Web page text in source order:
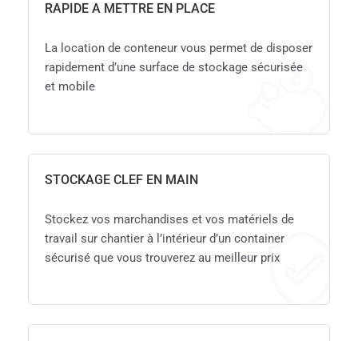
RAPIDE A METTRE EN PLACE
La location de conteneur vous permet de disposer
rapidement d’une surface de stockage sécurisée
et mobile
STOCKAGE CLEF EN MAIN
Stockez vos marchandises et vos matériels de
travail sur chantier à l’intérieur d’un container
sécurisé que vous trouverez au meilleur prix